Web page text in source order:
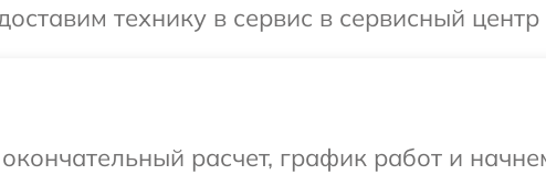
технику в сервис в сервисный
расчет, график работ и